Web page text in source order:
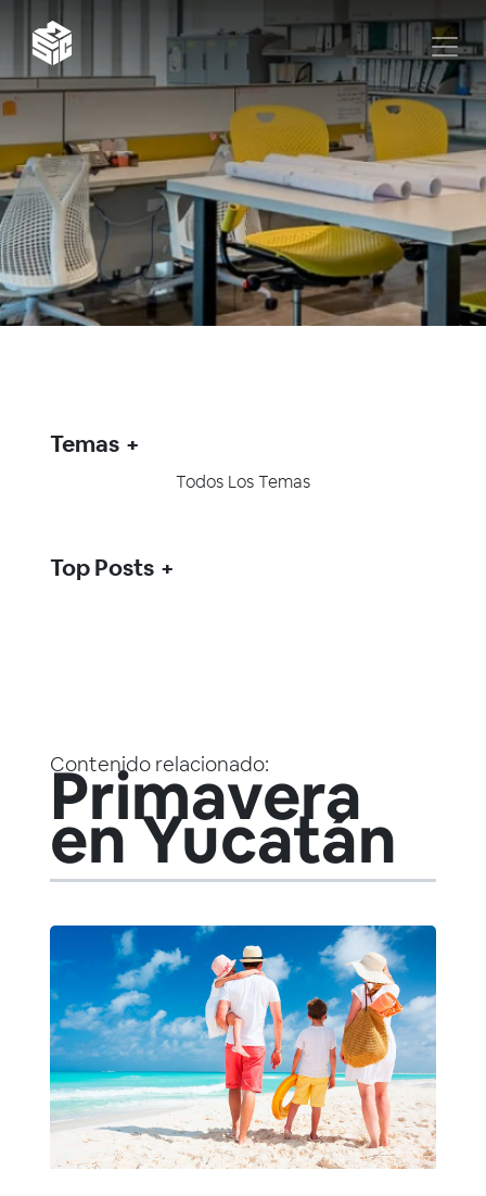
Contenido relacionado:
Primavera
en Yucatán
Temas
Todos Los Temas
Top Posts